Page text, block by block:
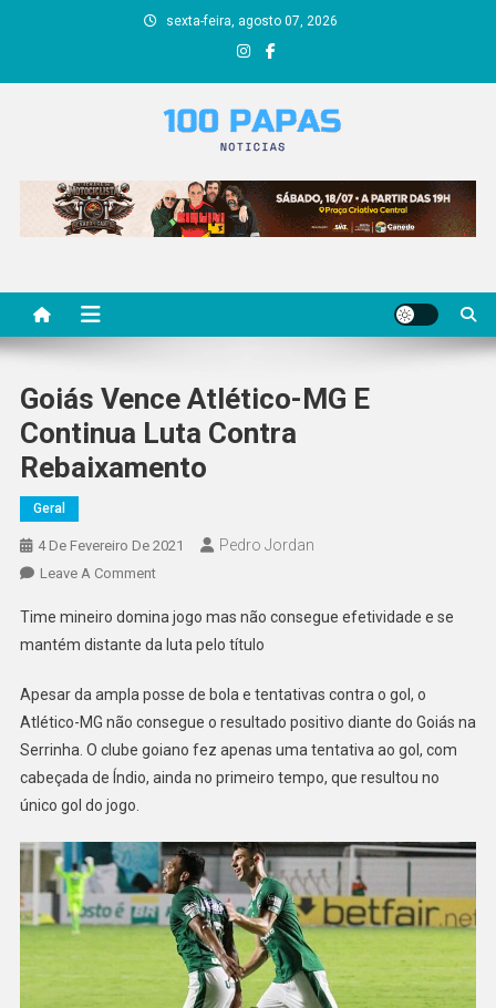
sexta-feira, agosto 07, 2026
100 papas
Goiás Vence Atlético-MG E
Continua Luta Contra
Rebaixamento
Geral
4 De Fevereiro De 2021 Pedro Jordan
Leave A CommentOn
Vence
Atlético-
E
Continua
Luta
Contra
Time mineiro domina jogo mas não consegue efetividade e se
mantém distante da luta pelo título
Apesar da ampla posse de bola e tentativas contra o gol, o
Atlético-MG não consegue o resultado positivo diante do Goiás na
Serrinha. O clube goiano fez apenas uma tentativa ao gol, com
cabeçada de Índio, ainda no primeiro tempo, que resultou no
único gol do jogo.